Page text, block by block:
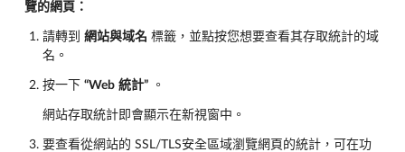
覽的網頁：
請轉到 網站與域名 標籤，並點按您想要查看其存取統計的域
名。
按一下 “Web 統計” 。
網站存取統計即會顯示在新視窗中。
要查看從網站的 SSL/TLS安全區域瀏覽網頁的統計，可在功